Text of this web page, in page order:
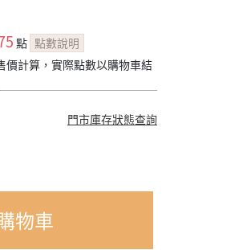
點 點數說明
價計算，實際點數以購物車結
門市庫存狀態查詢
物車